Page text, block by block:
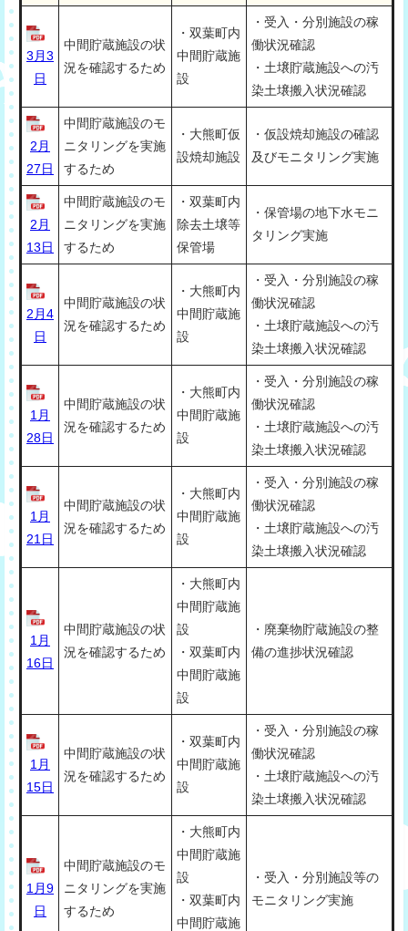
3月3
日
中間貯蔵施設の状
況を確認するため
・双葉町内
中間貯蔵施
設
・受入・分別施設の稼
働状況確認
・土壌貯蔵施設への汚
染土壌搬入状況確認
2月
27日
中間貯蔵施設のモ
ニタリングを実施
するため
・大熊町仮
設焼却施設
・仮設焼却施設の確認
及びモニタリング実施
2月
13日
中間貯蔵施設のモ
ニタリングを実施
するため
・双葉町内
除去土壌等
保管場
・保管場の地下水モニ
タリング実施
2月4
日
中間貯蔵施設の状
況を確認するため
・大熊町内
中間貯蔵施
設
・受入・分別施設の稼
働状況確認
・土壌貯蔵施設への汚
染土壌搬入状況確認
1月
28日
中間貯蔵施設の状
況を確認するため
・大熊町内
中間貯蔵施
設
・受入・分別施設の稼
働状況確認
・土壌貯蔵施設への汚
染土壌搬入状況確認
1月
21日
中間貯蔵施設の状
況を確認するため
・大熊町内
中間貯蔵施
設
・受入・分別施設の稼
働状況確認
・土壌貯蔵施設への汚
染土壌搬入状況確認
1月
16日
中間貯蔵施設の状
況を確認するため
・大熊町内
中間貯蔵施
設
・双葉町内
中間貯蔵施
設
・廃棄物貯蔵施設の整
備の進捗状況確認
1月
15日
中間貯蔵施設の状
況を確認するため
・双葉町内
中間貯蔵施
設
・受入・分別施設の稼
働状況確認
・土壌貯蔵施設への汚
染土壌搬入状況確認
1月9
日
中間貯蔵施設のモ
ニタリングを実施
するため
・大熊町内
中間貯蔵施
設
・双葉町内
中間貯蔵施
・受入・分別施設等の
モニタリング実施